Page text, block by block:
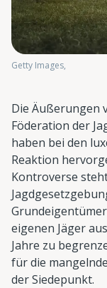
Getty Images,
Die Äußerungen
Föderation der
haben bei den
Reaktion
Kontroverse
eigenen Jäger
Jahre zu
für die
der Siedepunkt.